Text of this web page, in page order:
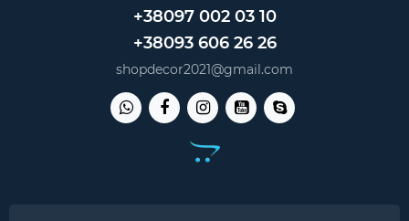
+38097 002 03 10
+38093 606 26 26
shopdecor2021@gmail.com